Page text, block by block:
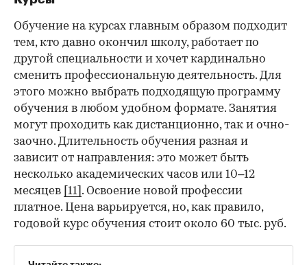
Обучение на курсах главным образом подходит
тем, кто давно окончил школу, работает по
другой специальности и хочет кардинально
сменить профессиональную деятельность. Для
этого можно выбрать подходящую программу
обучения в любом удобном формате. Занятия
могут проходить как дистанционно, так и очно-
заочно. Длительность обучения разная и
зависит от направления: это может быть
несколько академических часов или 10–12
месяцев [11] . Освоение новой профессии
платное. Цена варьируется, но, как правило,
годовой курс обучения стоит около 60 тыс. руб.